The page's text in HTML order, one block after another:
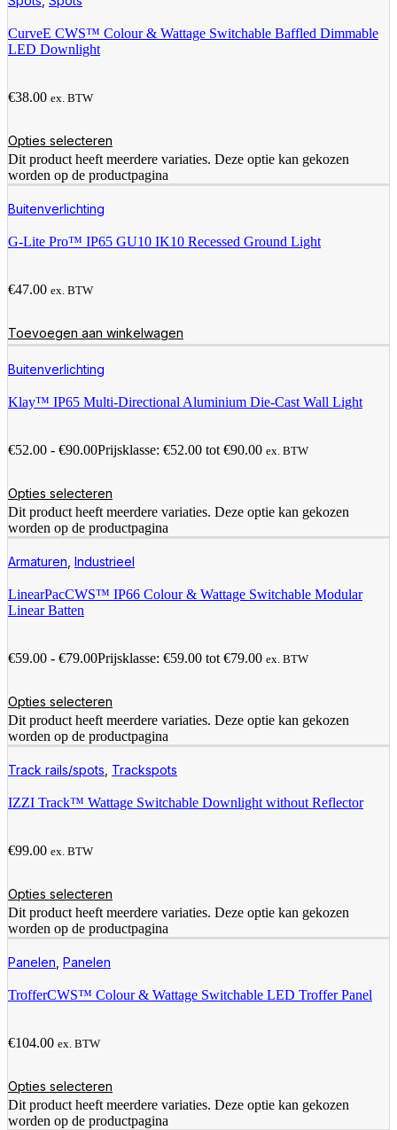
CurveE CWS™ Colour & Wattage Switchable Baffled Dimmable
LED Downlight
€38.00 ex. BTW
Opties selecteren
Dit product heeft meerdere variaties. Deze optie kan gekozen
worden op de productpagina
Buitenverlichting
G-Lite Pro™ IP65 GU10 IK10 Recessed Ground Light
€47.00 ex. BTW
Toevoegen aan winkelwagen
Buitenverlichting
Klay™ IP65 Multi-Directional Aluminium Die-Cast Wall Light
€52.00 - €90.00Prijsklasse: €52.00 tot €90.00 ex. BTW
Opties selecteren
Dit product heeft meerdere variaties. Deze optie kan gekozen
worden op de productpagina
Armaturen Industrieel
LinearPacCWS™ IP66 Colour & Wattage Switchable Modular
Linear Batten
€59.00 - €79.00Prijsklasse: €59.00 tot €79.00 ex. BTW
Opties selecteren
Dit product heeft meerdere variaties. Deze optie kan gekozen
worden op de productpagina
Track rails/spots Trackspots
IZZI Track™ Wattage Switchable Downlight without Reflector
€99.00 ex. BTW
Opties selecteren
Dit product heeft meerdere variaties. Deze optie kan gekozen
worden op de productpagina
Panelen Panelen
TrofferCWS™ Colour & Wattage Switchable LED Troffer Panel
€104.00 ex. BTW
Opties selecteren
Dit product heeft meerdere variaties. Deze optie kan gekozen
worden op de productpagina